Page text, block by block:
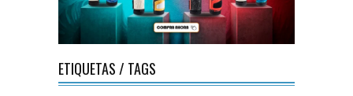
ETIQUETAS / TAGS